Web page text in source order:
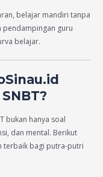
belajar mandiri tanpa
pendampingan guru
belajar.
bukan hanya soal
dan mental. Berikut
terbaik bagi putra-putri